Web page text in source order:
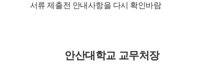
서류 제출전 안내사항을 다시 확인바람
안산대학교 교무처장